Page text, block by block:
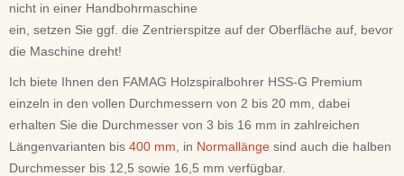
nicht in einer Handbohrmaschine
ein, setzen Sie ggf. die Zentrierspitze auf der Oberfläche auf, bevor
die Maschine dreht!
Ich biete Ihnen den FAMAG Holzspiralbohrer HSS-G Premium
einzeln in den vollen Durchmessern von 2 bis 20 mm, dabei
erhalten Sie die Durchmesser von 3 bis 16 mm in zahlreichen
Längenvarianten bis 400 mm , in Normallänge sind auch die halben
Durchmesser bis 12,5 sowie 16,5 mm verfügbar.